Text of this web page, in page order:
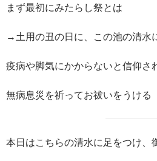
まず最初にみたらし祭とは
→土用の丑の日に、この池の清水
疫病や脚気にかからないと信仰さ
無病息災を祈ってお祓いをうける
本日はこちらの清水に足をつけ、